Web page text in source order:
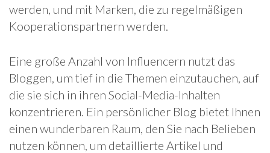
werden, und mit Marken, die zu regelmäßigen
Kooperationspartnern werden.
Eine große Anzahl von Influencern nutzt das
Bloggen, um tief in die Themen einzutauchen, auf
die sie sich in ihren Social-Media-Inhalten
konzentrieren. Ein persönlicher Blog bietet Ihnen
einen wunderbaren Raum, den Sie nach Belieben
nutzen können, um detaillierte Artikel und